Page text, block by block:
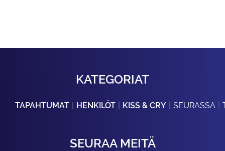
KATEGORIAT
TAPAHTUMAT HENKILÖT KISS & CRY SEURASSA
SEURAA MEITÄ